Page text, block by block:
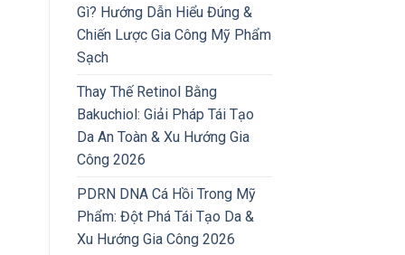
Gì? Hướng Dẫn Hiểu Đúng &
Chiến Lược Gia Công Mỹ Phẩm
Sạch
Thay Thế Retinol Bằng
Bakuchiol: Giải Pháp Tái Tạo
Da An Toàn & Xu Hướng Gia
Công 2026
PDRN DNA Cá Hồi Trong Mỹ
Phẩm: Đột Phá Tái Tạo Da &
Xu Hướng Gia Công 2026